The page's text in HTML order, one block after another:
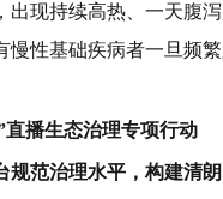
出现持续高热、一天腹
慢性基础疾病者一旦频
播生态治理专项行动
规范治理水平，构建清